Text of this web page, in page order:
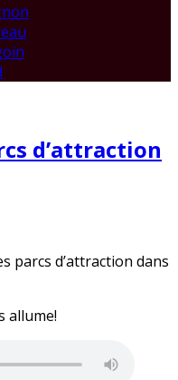
d’attraction
parcs d’attraction dans
allume!